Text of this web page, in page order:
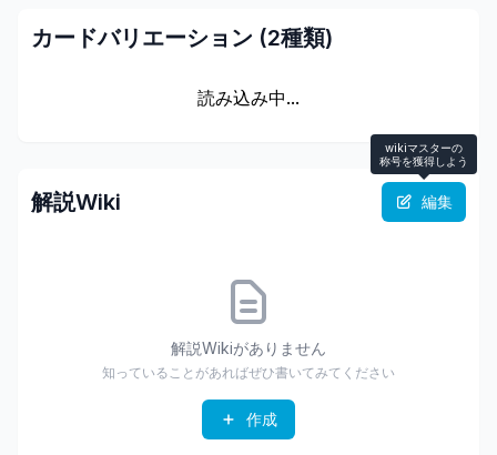
カードバリエーション (2種類)
読み込み中...
解説Wiki
wikiマスターの
称号を獲得しよう
編集
解説Wikiがありません
知っていることがあればぜひ書いてみてください
作成